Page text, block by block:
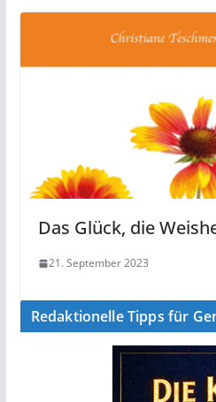
Das Glück, die
21. September 2023
Redaktionelle Tipps für